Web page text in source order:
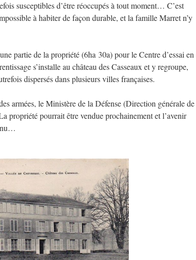
susceptibles d’être réoccupés à tout moment… C’est
à habiter de façon durable, et la famille Marret n’y
partie de la propriété (6ha 30a) pour le Centre d’essai en
s’installe au château des Casseaux et y regroupe,
dispersés dans plusieurs villes françaises.
armées, le Ministère de la Défense (Direction générale de
propriété pourrait être vendue prochainement et l’avenir